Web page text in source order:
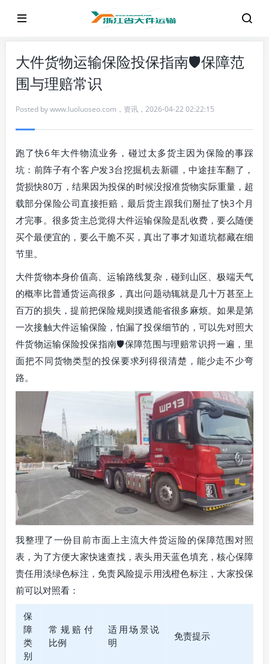
大件货物运输保险投保指南🛡️保障范
围与理赔常识
Posted bywww.luoluoseo.com ， 资讯 ， 2026-04-22 02:22:15
跑了快6年大件物流业务，碰过太多货主因为保险的事踩
坑：前阵子有个客户发3台挖掘机去新疆，中途挂车翻了，
货损快80万，结果因为投保的时候没报准货物实际重量，超
载部分保险公司直接拒赔，最后货主跟我们掰扯了快3个月
才完事。很多货主总觉得大件运输保险是乱收费，要么随便
买个最便宜的，要么干脆不买，真出了事才知道坑都藏在细
节里。
大件货物本身价值高、运输路线复杂，碰到山区、极端天气
的概率比普通货运高很多，真出问题动辄就是几十万甚至上
百万的损失，提前把保险规则摸透能省很多麻烦。如果是第
一次接触大件运输保险，怕漏了投保细节的，可以先对照大
件货物运输保险投保指南🛡️保障范围与理赔常识捋一遍，里
面把不同货物类型的投保要求列得很清楚，能少走不少弯
路。
我整理了一份目前市面上主流大件货运险的保障范围对照
表，为了方便大家快速查找，表头用天蓝色填充，核心保障
责任用淡绿色标注，免责风险提示用浅橙色标注，大家投保
前可以对照看：
保
障
类
别
常规赔付
比例
适用场景说
明
免责提示